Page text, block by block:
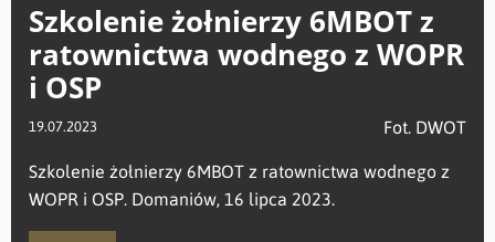
Szkolenie żołnierzy 6MBOT z
ratownictwa wodnego z WOPR
i OSP
19.07.2023 Fot. DWOT
Szkolenie żołnierzy 6MBOT z ratownictwa wodnego z
WOPR i OSP. Domaniów, 16 lipca 2023.